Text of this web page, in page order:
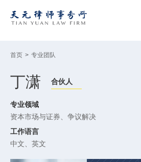
首页 > 专业团队
丁潇 合伙人
专业领域
资本市场与证券
争议解决
工作语言
中文、英文